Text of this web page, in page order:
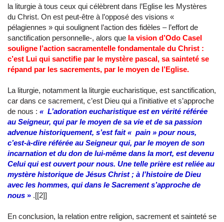
la liturgie à tous ceux qui célèbrent dans l’Eglise les Mystères
du Christ. On est peut-être à l’opposé des visions «
pélagiennes » qui soulignent l’action des fidèles – l’effort de
sanctification personnelle-, alors que la vision d’Odo Casel
souligne l’action sacramentelle fondamentale du Christ :
c’est Lui qui sanctifie par le mystère pascal, sa sainteté se
répand par les sacrements, par le moyen de l’Eglise.
La liturgie, notamment la liturgie eucharistique, est sanctification,
car dans ce sacrement, c’est Dieu qui a l’initiative et s’approche
de nous : « L’adoration eucharistique est en vérité référée
au Seigneur, qui par le moyen de sa vie et de sa passion
advenue historiquement, s’est fait « pain » pour nous,
c’est-à-dire référée au Seigneur qui, par le moyen de son
incarnation et du don de lui-même dans la mort, est devenu
Celui qui est ouvert pour nous. Une telle prière est reliée au
mystère historique de Jésus Christ ; à l’histoire de Dieu
avec les hommes, qui dans le Sacrement s’approche de
nous » .[[2]]
En conclusion, la relation entre religion, sacrement et sainteté se